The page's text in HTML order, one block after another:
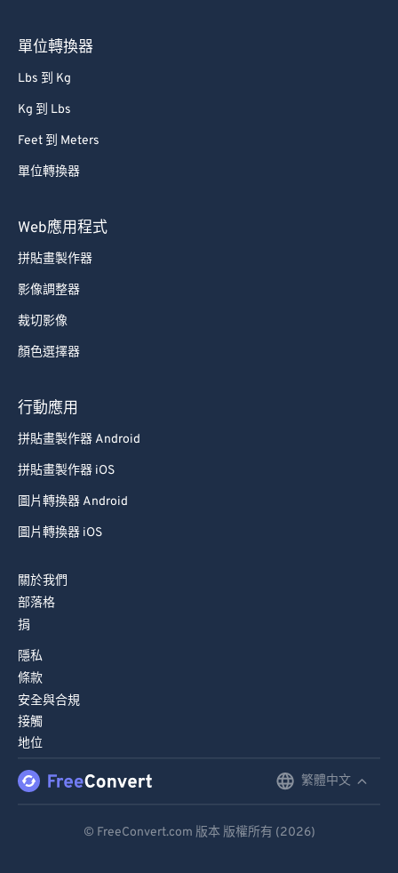
單位轉換器
Lbs 到 Kg
Kg 到 Lbs
Feet 到 Meters
單位轉換器
Web應用程式
拼貼畫製作器
影像調整器
裁切影像
顏色選擇器
行動應用
拼貼畫製作器 Android
拼貼畫製作器 iOS
圖片轉換器 Android
圖片轉換器 iOS
關於我們
部落格
捐
隱私
條款
安全與合規
接觸
地位
繁體中文
© FreeConvert.com 版本 版權所有 (2026)